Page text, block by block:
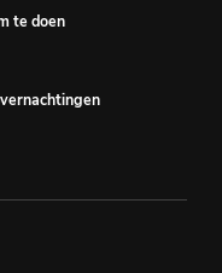
te doen